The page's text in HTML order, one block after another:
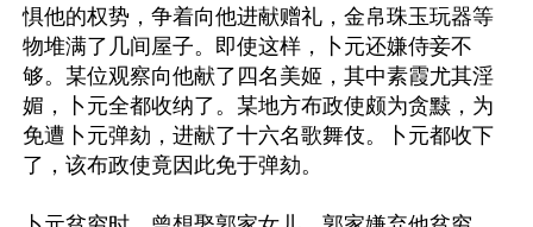
惧他的权势，争着向他进献赠礼，金帛珠玉玩器等
物堆满了几间屋子。即使这样，卜元还嫌侍妾不
够。某位观察向他献了四名美姬，其中素霞尤其淫
媚，卜元全都收纳了。某地方布政使颇为贪黩，为
免遭卜元弹劾，进献了十六名歌舞伎。卜元都收下
了，该布政使竟因此免于弹劾。